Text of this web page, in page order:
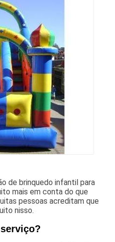
de brinquedo infantil para
mais em conta do que
pessoas acreditam que
nisso.